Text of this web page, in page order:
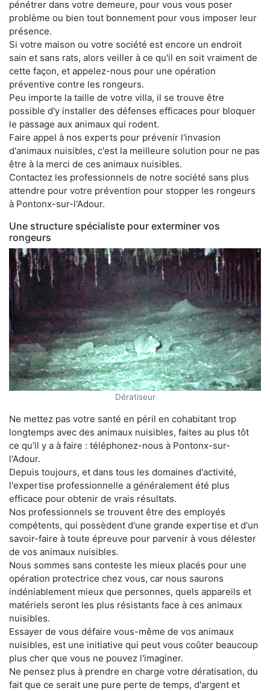
pénétrer dans votre demeure, pour vous vous poser
problème ou bien tout bonnement pour vous imposer leur
présence.
Si votre maison ou votre société est encore un endroit
sain et sans rats, alors veiller à ce qu'il en soit vraiment de
cette façon, et appelez-nous pour une opération
préventive contre les rongeurs.
Peu importe la taille de votre villa, il se trouve être
possible d'y installer des défenses efficaces pour bloquer
le passage aux animaux qui rodent.
Faire appel à nos experts pour prévenir l'invasion
d'animaux nuisibles, c'est la meilleure solution pour ne pas
être à la merci de ces animaux nuisibles.
Contactez les professionnels de notre société sans plus
attendre pour votre prévention pour stopper les rongeurs
à Pontonx-sur-l'Adour.
Une structure spécialiste pour exterminer vos
rongeurs
Dératiseur
Ne mettez pas votre santé en péril en cohabitant trop
longtemps avec des animaux nuisibles, faites au plus tôt
ce qu'il y a à faire : téléphonez-nous à Pontonx-sur-
l'Adour.
Depuis toujours, et dans tous les domaines d'activité,
l'expertise professionnelle a généralement été plus
efficace pour obtenir de vrais résultats.
Nos professionnels se trouvent être des employés
compétents, qui possèdent d'une grande expertise et d'un
savoir-faire à toute épreuve pour parvenir à vous délester
de vos animaux nuisibles.
Nous sommes sans conteste les mieux placés pour une
opération protectrice chez vous, car nous saurons
indéniablement mieux que personnes, quels appareils et
matériels seront les plus résistants face à ces animaux
nuisibles.
Essayer de vous défaire vous-même de vos animaux
nuisibles, est une initiative qui peut vous coûter beaucoup
plus cher que vous ne pouvez l'imaginer.
Ne pensez plus à prendre en charge votre dératisation, du
fait que ce serait une pure perte de temps, d'argent et